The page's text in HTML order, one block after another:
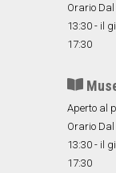
Orario
13:30 - il
17:30
Aperto al
Orario
13:30 - il
17:30